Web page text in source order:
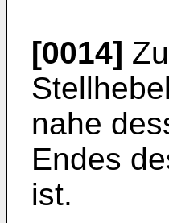
[0014]
nahe
Endes
ist.